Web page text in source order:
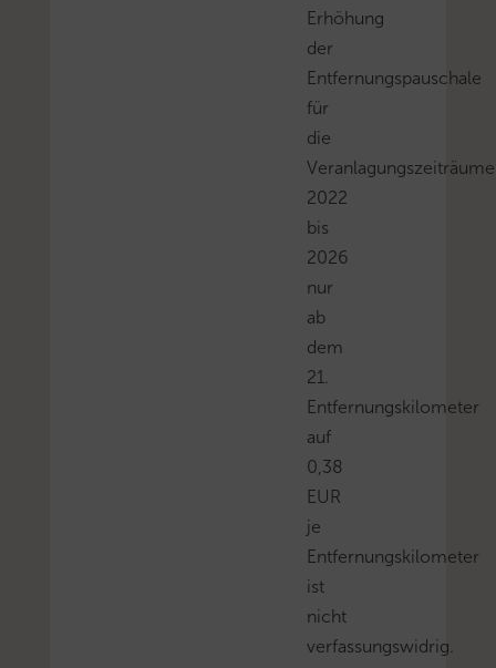
Erhöhung
der
Entfernungspauschale
für
die
Veranlagungszeiträume
2022
bis
2026
nur
ab
dem
21.
Entfernungskilometer
auf
0,38
EUR
je
Entfernungskilometer
ist
nicht
verfassungswidrig.